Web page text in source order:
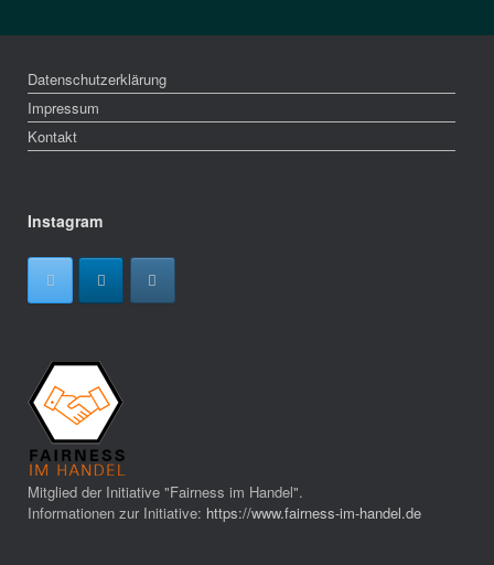
Datenschutzerklärung
Impressum
Kontakt
Instagram
Mitglied der Initiative "Fairness im Handel".
Informationen zur Initiative: https://www.fairness-im-handel.de